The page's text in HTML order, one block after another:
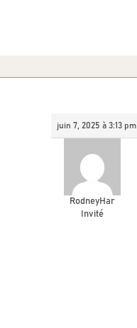
juin 7, 2025 à 3:13 pm
RodneyHar
Invité